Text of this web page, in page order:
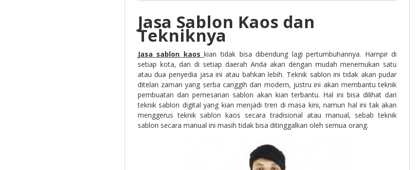
Jasa Sablon Kaos dan
Tekniknya
Jasa sablon kaoskian tidak bisa dibendung lagi pertumbuhannya. Hampir di
setiap kota, dan di setiap daerah Anda akan dengan mudah menemukan satu
atau dua penyedia jasa ini atau bahkan lebih. Teknik sablon ini tidak akan pudar
ditelan zaman yang serba canggih dan modern, justru ini akan membantu teknik
pembuatan dan pemesanan sablon akan kian terbantu. Hal ini bisa dilihat dari
teknik sablon digital yang kian menjadi tren di masa kini, namun hal ini tak akan
menggerus teknik sablon kaos secara tradisional atau manual, sebab teknik
sablon secara manual ini masih tidak bisa ditinggalkan oleh semua orang.